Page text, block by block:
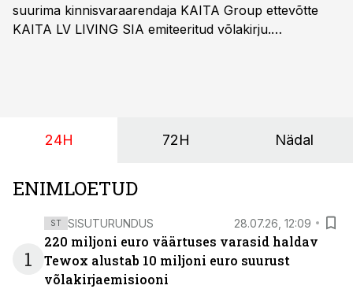
suurima kinnisvaraarendaja KAITA Group ettevõtte
KAITA LV LIVING SIA emiteeritud võlakirju.
24H 72H Nädal
ENIMLOETUD
1
ST SISUTURUNDUS 28.07.26, 12:09
220 miljoni euro väärtuses varasid haldav
Tewox alustab 10 miljoni euro suurust
võlakirjaemisiooni